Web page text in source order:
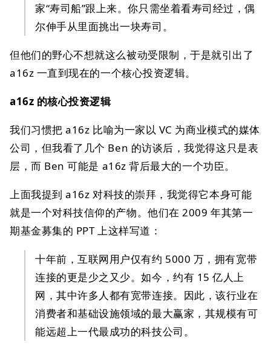
家“寿司船”跟上来。你只需坐着看寿司经过，偶
尔伸手从里面挑出一块寿司。
但他们的野心不想就这么被动受限制，于是就引出了
a16z 一直到现在的一个核心投资逻辑。
a16z 的核心投资逻辑
我们习惯把 a16z 比喻为一家以 VC 为商业模式的媒体
公司，但我看了几个 Ben 的访谈后，我觉得这只是表
层，而 Ben 可能是 a16z 背后最大的一个功臣。
上面我提到 a16z 对科技的崇拜，我觉得它本身可能
就是一个对科技信仰的产物。他们在 2009 年其第一
期基金募集的 PPT 上这样写道：
十年前，互联网用户仅有约 5000 万，拥有宽带
连接的更是少之又少。如今，约有 15 亿人上
网，其中许多人都有宽带连接。因此，该行业在
消费者和基础设施领域的最大赢家，其规模有可
能远超上一代最成功的科技公司。